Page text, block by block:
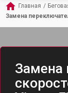
Главная /
Замена
Замена